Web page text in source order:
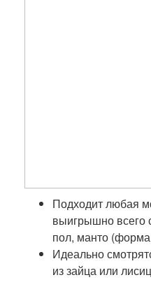
Подходит любая
выигрышно всего
пол, манто
Идеально
из зайца или